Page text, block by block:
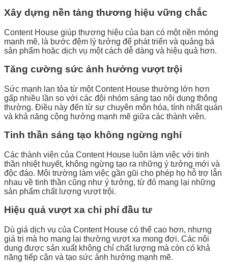
Xây dựng nền tảng thương hiệu vững chắc
Content House giúp thương hiệu của bạn có một nền móng
mạnh mẽ, là bước đệm lý tưởng để phát triển và quảng bá
sản phẩm hoặc dịch vụ một cách dễ dàng và hiệu quả hơn.
Tăng cường sức ảnh hưởng vượt trội
Sức mạnh lan tỏa từ một Content House thường lớn hơn
gấp nhiều lần so với các đội nhóm sáng tạo nội dung thông
thường. Điều này đến từ sự chuyên môn hóa, tính nhất quán
và khả năng cộng hưởng mạnh mẽ giữa các thành viên.
Tinh thần sáng tạo không ngừng nghỉ
Các thành viên của Content House luôn làm việc với tinh
thần nhiệt huyết, không ngừng tạo ra những ý tưởng mới và
độc đáo. Môi trường làm việc gần gũi cho phép họ hỗ trợ lẫn
nhau về tinh thần cũng như ý tưởng, từ đó mang lại những
sản phẩm chất lượng vượt trội.
Hiệu quả vượt xa chi phí đầu tư
Dù giá dịch vụ của Content House có thể cao hơn, nhưng
giá trị mà họ mang lại thường vượt xa mong đợi. Các nội
dung được sản xuất không chỉ chất lượng mà còn có khả
năng tiếp cận và tạo sức ảnh hưởng mạnh mẽ.